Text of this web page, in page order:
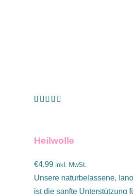
Heilwolle
€4,99 inkl. MwSt.
Unsere naturbelassene,
ist die sanfte Unterstützung